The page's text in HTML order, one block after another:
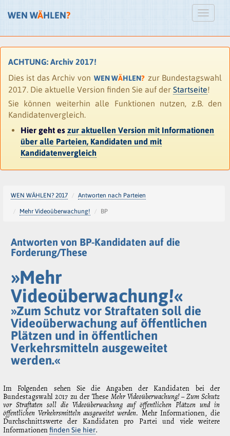
WEN WÄHLEN?
ACHTUNG: Archiv 2017!
Dies ist das Archiv von WEN WÄHLEN? zur Bundestagswahl
2017. Die aktuelle Version finden Sie auf der Startseite!
Sie können weiterhin alle Funktionen nutzen, z.B. den
Kandidatenvergleich.
Hier geht es zur aktuellen Version mit Informationen
über alle Parteien, Kandidaten und mit
Kandidatenvergleich
WEN WÄHLEN? 2017 Antworten nach Parteien
Mehr Videoüberwachung! BP
Antworten von BP-Kandidaten auf die
Forderung/These
»Mehr
Videoüberwachung!«
»Zum Schutz vor Straftaten soll die
Videoüberwachung auf öffentlichen
Plätzen und in öffentlichen
Verkehrsmitteln ausgeweitet
werden.«
Im Folgenden sehen Sie die Angaben der Kandidaten bei der
Bundestagswahl 2017 zu der These Mehr Videoüberwachung! – Zum Schutz
vor Straftaten soll die Videoüberwachung auf öffentlichen Plätzen und in
öffentlichen Verkehrsmitteln ausgeweitet werden. Mehr Informationen, die
Durchschnittswerte der Kandidaten pro Partei und viele weitere
Informationenfinden Sie hier.